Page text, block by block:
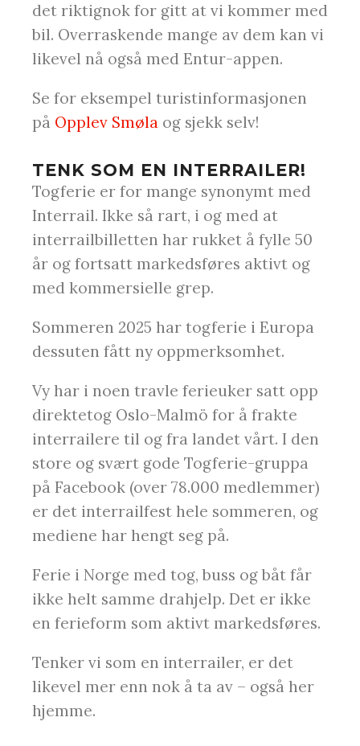
det riktignok for gitt at vi kommer med
bil. Overraskende mange av dem kan vi
likevel nå også med Entur-appen.
Se for eksempel turistinformasjonen
på Opplev Smøla og sjekk selv!
TENK SOM EN INTERRAILER!
Togferie er for mange synonymt med
Interrail. Ikke så rart, i og med at
interrailbilletten har rukket å fylle 50
år og fortsatt markedsføres aktivt og
med kommersielle grep.
Sommeren 2025 har togferie i Europa
dessuten fått ny oppmerksomhet.
Vy har i noen travle ferieuker satt opp
direktetog Oslo-Malmö for å frakte
interrailere til og fra landet vårt. I den
store og svært gode Togferie-gruppa
på Facebook (over 78.000 medlemmer)
er det interrailfest hele sommeren, og
mediene har hengt seg på.
Ferie i Norge med tog, buss og båt får
ikke helt samme drahjelp. Det er ikke
en ferieform som aktivt markedsføres.
Tenker vi som en interrailer, er det
likevel mer enn nok å ta av – også her
hjemme.